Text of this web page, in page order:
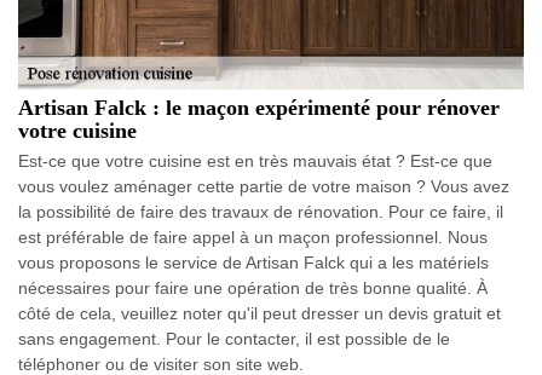
Artisan Falck : le maçon expérimenté pour rénover
votre cuisine
Est-ce que votre cuisine est en très mauvais état ? Est-ce que
vous voulez aménager cette partie de votre maison ? Vous avez
la possibilité de faire des travaux de rénovation. Pour ce faire, il
est préférable de faire appel à un maçon professionnel. Nous
vous proposons le service de Artisan Falck qui a les matériels
nécessaires pour faire une opération de très bonne qualité. À
côté de cela, veuillez noter qu'il peut dresser un devis gratuit et
sans engagement. Pour le contacter, il est possible de le
téléphoner ou de visiter son site web.